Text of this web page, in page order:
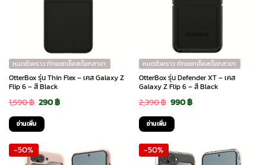
หมดชั่วคราว ทักแชทเช็คสต๊อกสาขา
OtterBox รุ่น Thin Flex – เคส Galaxy Z
Flip 6 – สี Black
1,590฿ Original
price
was:
1,590 ฿.
290฿Current
290 ฿.
อ่านเพิ่ม
หมดชั่วคราว ทักแชทเช็คสต๊อกสาขา
OtterBox รุ่น Defender XT – เคส
Galaxy Z Flip 6 – สี Black
2,390฿ Original
price
was:
2,390 ฿.
990฿Current
990 ฿.
อ่านเพิ่ม
-50% -50%